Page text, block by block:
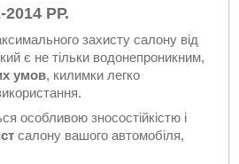
РР.
захисту салону від
є не тільки водонепроникним,
умов, килимки легко
особливою зносостійкістю і
салону вашого автомобіля,